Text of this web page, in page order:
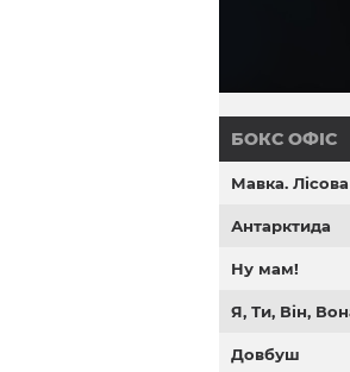
БОКС ОФІС
Мавка.
Антарктида
Ну мам!
Я, Ти, Він,
Довбуш